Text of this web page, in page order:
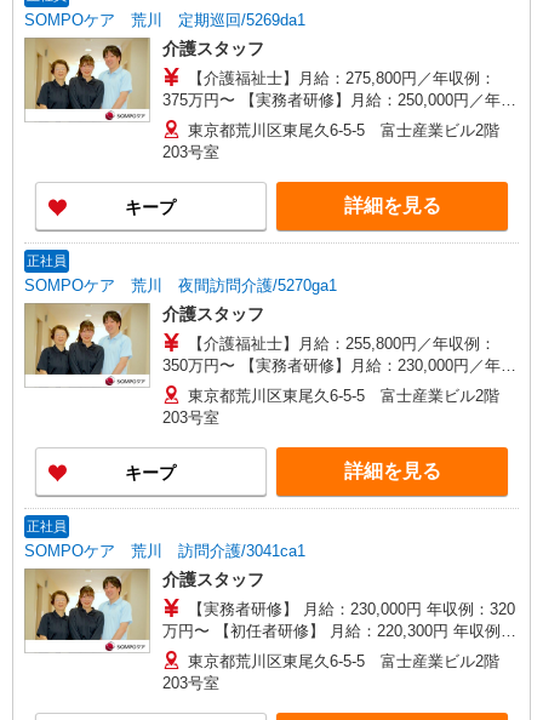
SOMPOケア 荒川 定期巡回/5269da1
介護スタッフ
【介護福祉士】月給：275,800円／年収例：
375万円〜 【実務者研修】月給：250,000円／年収
例：340万円〜 【初任者研修】月給：240,300円／
年収例：330万円〜 ※職務手当、（東京都）居住
支援特別手当、働きがい向上手当、働きがい向上
手当、日祝手当（月平均2回分）、在宅手当（月平
均20回分）等、毎月平均的に支払われる手当含む
※介護福祉士のみ、特別職務手当含む ◎深夜勤務
途時間外手当支給（超過1分〜） ◎居住支援特別
手当は勤続5年目までの方はさらに1万円支給（再
入社は除く） ◎賞与 基本給2.08ヶ月分/年支給
東京都荒川区東尾久6-5-5 富士産業ビル2階
203号室
キープ 詳細を見る
正社員
SOMPOケア 荒川 夜間訪問介護/5270ga1
介護スタッフ
【介護福祉士】月給：255,800円／年収例：
350万円〜 【実務者研修】月給：230,000円／年収
例：315万円〜 【初任者研修】月給：220,300円／
年収例：305万円〜 ※職務手当、（東京都）居住
支援特別手当、働きがい向上手当、働きがい向上
手当、日祝手当（月平均2回分）等、毎月平均的に
支払われる手当含む ※介護福祉士のみ、特別職務
手当含む ■深夜勤手当別途支給：4,000円/回 ■オン
外手当支給（超過1分〜） ◎居住支援特別手当は
勤続5年目までの方は更に1万円支給（再入社除
く） ◎賞与 基本給2.08ヶ月分/年支給
東京都荒川区東尾久6-5-5 富士産業ビル2階
203号室
キープ 詳細を見る
正社員
SOMPOケア 荒川 訪問介護/3041ca1
介護スタッフ
【実務者研修】 月給：230,000円 年収例：320
万円〜 【初任者研修】 月給：220,300円 年収例：
305万円〜 ※職務手当、（東京都）居住支援特別
手当、日祝手当（月平均2回分）等、毎月平均的に
支払われる手当を含みます。 ※居住支援特別手当
東京都荒川区東尾久6-5-5 富士産業ビル2階
203号室